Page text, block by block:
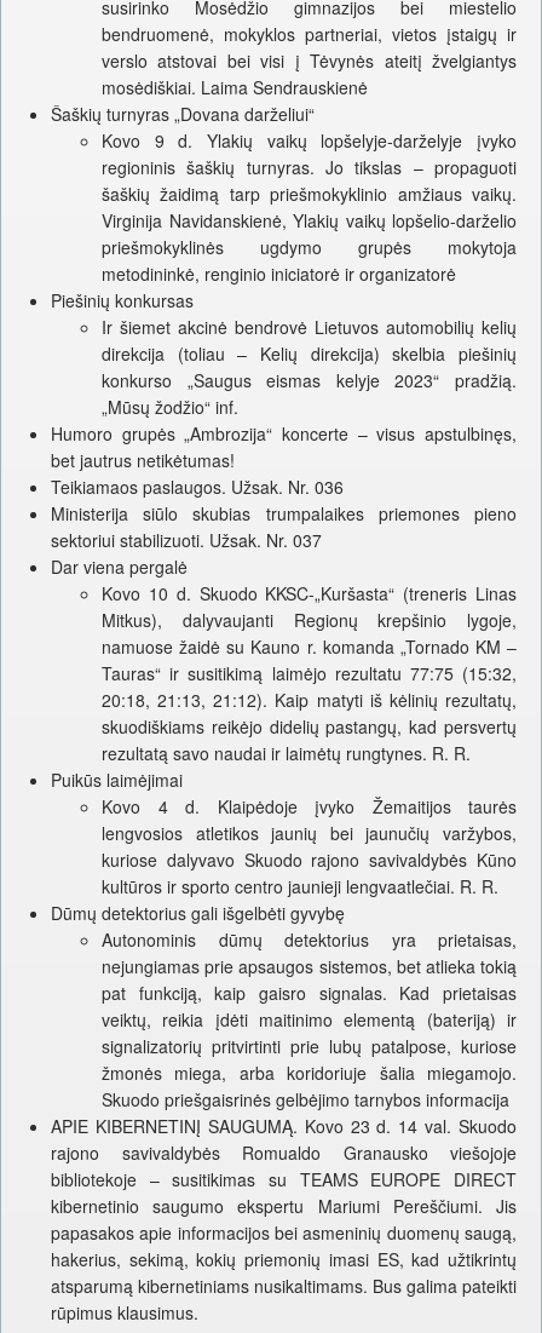
susirinko Mosėdžio gimnazijos bei miestelio
bendruomenė, mokyklos partneriai, vietos įstaigų ir
verslo atstovai bei visi į Tėvynės ateitį žvelgiantys
mosėdiškiai. Laima Sendrauskienė
Šaškių turnyras „Dovana darželiui“
Kovo 9 d. Ylakių vaikų lopšelyje-darželyje įvyko
regioninis šaškių turnyras. Jo tikslas – propaguoti
šaškių žaidimą tarp priešmokyklinio amžiaus vaikų.
Virginija Navidanskienė, Ylakių vaikų lopšelio-darželio
priešmokyklinės ugdymo grupės mokytoja
metodininkė, renginio iniciatorė ir organizatorė
Piešinių konkursas
Ir šiemet akcinė bendrovė Lietuvos automobilių kelių
direkcija (toliau – Kelių direkcija) skelbia piešinių
konkurso „Saugus eismas kelyje 2023“ pradžią.
„Mūsų žodžio“ inf.
Humoro grupės „Ambrozija“ koncerte – visus apstulbinęs,
bet jautrus netikėtumas!
Teikiamaos paslaugos. Užsak. Nr. 036
Ministerija siūlo skubias trumpalaikes priemones pieno
sektoriui stabilizuoti. Užsak. Nr. 037
Dar viena pergalė
Kovo 10 d. Skuodo KKSC-„Kuršasta“ (treneris Linas
Mitkus), dalyvaujanti Regionų krepšinio lygoje,
namuose žaidė su Kauno r. komanda „Tornado KM –
Tauras“ ir susitikimą laimėjo rezultatu 77:75 (15:32,
20:18, 21:13, 21:12). Kaip matyti iš kėlinių rezultatų,
skuodiškiams reikėjo didelių pastangų, kad persvertų
rezultatą savo naudai ir laimėtų rungtynes. R. R.
Puikūs laimėjimai
Kovo 4 d. Klaipėdoje įvyko Žemaitijos taurės
lengvosios atletikos jaunių bei jaunučių varžybos,
kuriose dalyvavo Skuodo rajono savivaldybės Kūno
kultūros ir sporto centro jaunieji lengvaatlečiai. R. R.
Dūmų detektorius gali išgelbėti gyvybę
Autonominis dūmų detektorius yra prietaisas,
nejungiamas prie apsaugos sistemos, bet atlieka tokią
pat funkciją, kaip gaisro signalas. Kad prietaisas
veiktų, reikia įdėti maitinimo elementą (bateriją) ir
signalizatorių pritvirtinti prie lubų patalpose, kuriose
žmonės miega, arba koridoriuje šalia miegamojo.
Skuodo priešgaisrinės gelbėjimo tarnybos informacija
APIE KIBERNETINĮ SAUGUMĄ. Kovo 23 d. 14 val. Skuodo
rajono savivaldybės Romualdo Granausko viešojoje
bibliotekoje – susitikimas su TEAMS EUROPE DIRECT
kibernetinio saugumo ekspertu Mariumi Pereščiumi. Jis
papasakos apie informacijos bei asmeninių duomenų saugą,
hakerius, sekimą, kokių priemonių imasi ES, kad užtikrintų
atsparumą kibernetiniams nusikaltimams. Bus galima pateikti
rūpimus klausimus.